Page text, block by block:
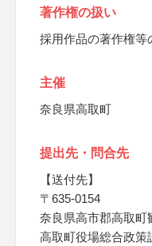
著作権の扱い
採用作品の著作権等
主催
奈良県高取町
提出先・問合先
【送付先】
〒635-0154
奈良県高市郡高取町
高取町役場総合政策